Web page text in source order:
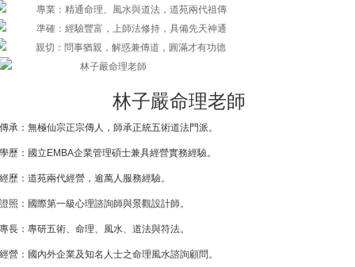
林子嚴命理老師
傳承：無極仙宗正宗傳人，師承正統五術道法門派。
學歷：國立EMBA企業管理碩士兼具經營實務經驗。
經歷：道苑兩代經營，逾萬人服務經驗。
證照：國際第一級心理諮詢師與景觀設計師。
專長：專研五術、命理、風水、道法與符法。
經營：國內外企業及知名人士之命理風水諮詢顧問。